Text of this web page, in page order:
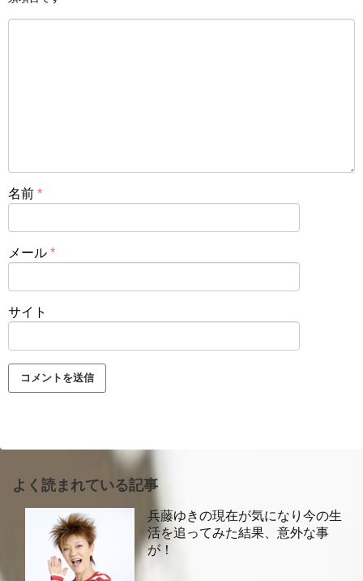
名前 *
メール *
サイト
よく読まれている記事
兵藤ゆきの現在が気になり今の生
活を追ってみた結果、意外な事
が！